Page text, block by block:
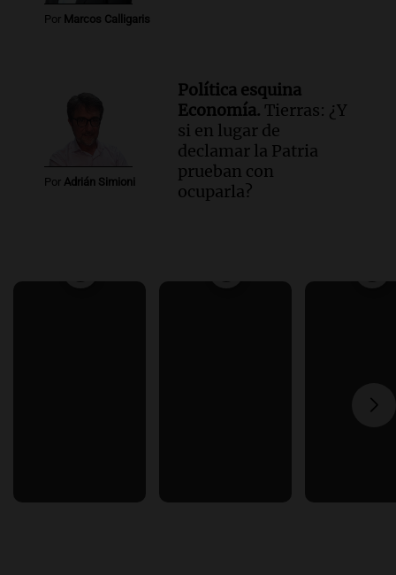
Por Marcos Calligaris
Por Adrián Simioni
Política esquina
Economía. Tierras: ¿Y
si en lugar de
declamar la Patria
prueban con
ocuparla?